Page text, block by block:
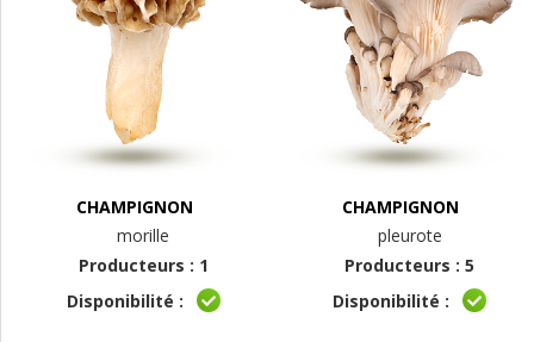
CHAMPIGNON
morille
Producteurs : 1
Disponibilité :
CHAMPIGNON
pleurote
Producteurs : 5
Disponibilité :